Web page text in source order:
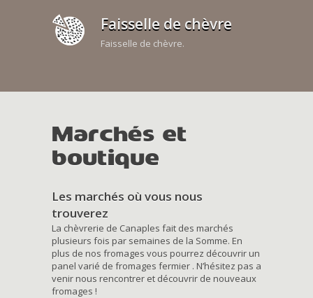
Faisselle de chèvre
Faisselle de chèvre.
Marchés et
boutique
Les marchés où vous nous
trouverez
La chèvrerie de Canaples fait des marchés
plusieurs fois par semaines de la Somme. En
plus de nos fromages vous pourrez découvrir un
panel varié de fromages fermier . N’hésitez pas a
venir nous rencontrer et découvrir de nouveaux
fromages !